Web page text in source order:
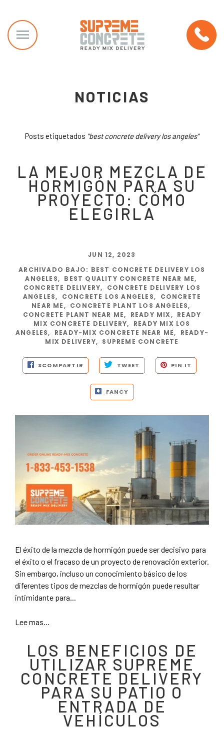
NOTICIAS
Posts etiquetados "best concrete delivery los angeles"
LA MEJOR MEZCLA DE
HORMIGÓN PARA SU
PROYECTO: CÓMO
ELEGIRLA
JUN 12, 2023
ARCHIVADO BAJO: BEST CONCRETE DELIVERY LOS
ANGELES, BEST QUALITY CONCRETE NEAR ME,
CONCRETE DELIVERY, CONCRETE DELIVERY LOS
ANGELES, CONCRETE LOS ANGELES, CONCRETE
NEAR ME, CONCRETE PLANT LOS ANGELES,
CONCRETE PLANT NEAR ME, READY MIX, READY
MIX CONCRETE DELIVERY, READY MIX LOS
ANGELES, READY-MIX CONCRETE NEAR ME, READY-
MIX DELIVERY, SUPREME CONCRETE
SCOMPARTIR TWEET PIN IT
FANCY
El éxito de la mezcla de hormigón puede ser decisivo para
el éxito o el fracaso de un proyecto de renovación exterior.
Sin embargo, incluso un conocimiento básico de los
diferentes tipos de mezclas de hormigón puede resultar
intimidante para...
Lee mas...
LOS BENEFICIOS DE
UTILIZAR SUPREME
CONCRETE DELIVERY
PARA SU PATIO O
ENTRADA DE
VEHÍCULOS